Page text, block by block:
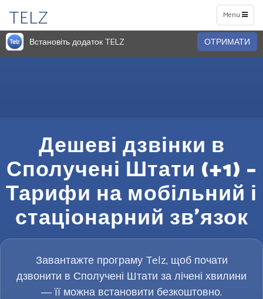
Toggle
navigation
Menu
TELZ
Встановіть додаток TELZ ОТРИМАТИ
Дешеві дзвінки в
Сполучені Штати (+1) –
Тарифи на мобільний і
стаціонарний зв’язок
Завантажте програму Telz, щоб почати
дзвонити в Сполучені Штати за лічені хвилини
— її можна встановити безкоштовно.